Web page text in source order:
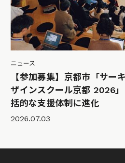
ニュース
【参加募集】京都市「サー
ザインスクール京都 2026
括的な支援体制に進化
2026.07.03